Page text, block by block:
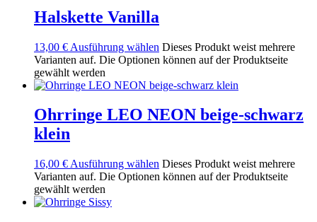
Halskette Vanilla
13,00 € Ausführung wählen Dieses Produkt weist mehrere
Varianten auf. Die Optionen können auf der Produktseite
gewählt werden
Ohrringe LEO NEON beige-schwarz
klein
16,00 € Ausführung wählen Dieses Produkt weist mehrere
Varianten auf. Die Optionen können auf der Produktseite
gewählt werden